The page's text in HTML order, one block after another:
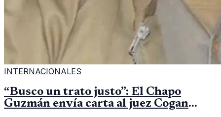
INTERNACIONALES
“Busco un trato justo”: El Chapo
Guzmán envía carta al juez Cogan